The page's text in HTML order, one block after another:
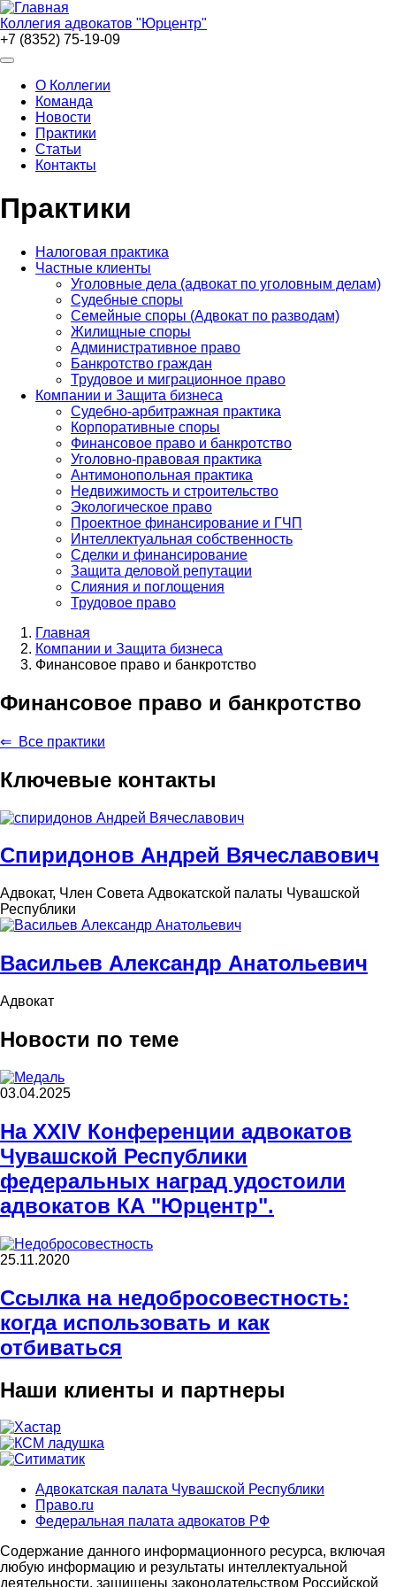
Перейти
к
основному
содержанию
Коллегия адвокатов "Юрцентр"
+7 (8352) 75-19-09
Основная
навигация
О Коллегии
Команда
Новости
Практики
Статьи
Контакты
Практики
Налоговая практика
Частные клиенты
Уголовные дела (адвокат по уголовным делам)
Судебные споры
Семейные споры (Адвокат по разводам)
Жилищные споры
Административное право
Банкротство граждан
Трудовое и миграционное право
Компании и Защита бизнеса
Судебно-арбитражная практика
Корпоративные споры
Финансовое право и банкротство
Уголовно-правовая практика
Антимонопольная практика
Недвижимость и строительство
Экологическое право
Проектное финансирование и ГЧП
Интеллектуальная собственность
Сделки и финансирование
Защита деловой репутации
Слияния и поглощения
Трудовое право
Строка
Главная
Компании и Защита бизнеса
Финансовое право и банкротство
Финансовое право и банкротство
⇐ Все практики
Ключевые контакты
Спиридонов Андрей Вячеславович
Адвокат, Член Совета Адвокатской палаты Чувашской
Республики
Васильев Александр Анатольевич
Адвокат
Новости по теме
03.04.2025
На XXIV Конференции адвокатов
Чувашской Республики
федеральных наград удостоили
адвокатов КА "Юрцентр".
25.11.2020
Ссылка на недобросовестность:
когда использовать и как
отбиваться
Наши клиенты и партнеры
Партнеры
Адвокатская палата Чувашской Республики
Право.ru
Федеральная палата адвокатов РФ
Содержание данного информационного ресурса, включая
любую информацию и результаты интеллектуальной
деятельности, защищены законодательством Российской